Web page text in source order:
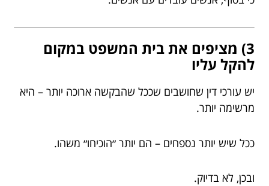
3) מציפים את בית המשפט במקום
להקל עליו
יש עורכי דין שחושבים שככל שהבקשה ארוכה יותר – היא
מרשימה יותר.
ככל שיש יותר נספחים – הם יותר ״הוכיחו״ משהו.
ובכן, לא בדיוק.